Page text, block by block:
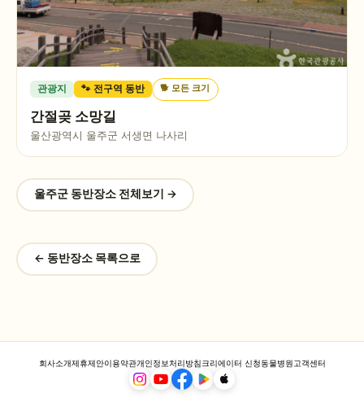
관광지 🐾 전구역 동반 🐕모든 크기
간절곶 소망길
울산광역시 울주군 서생면 나사리
울주군동반장소 전체보기 →
← 동반장소 목록으로
회사소개제휴제안이용약관개인정보처리방침크리에이터 신청동물병원고객센터